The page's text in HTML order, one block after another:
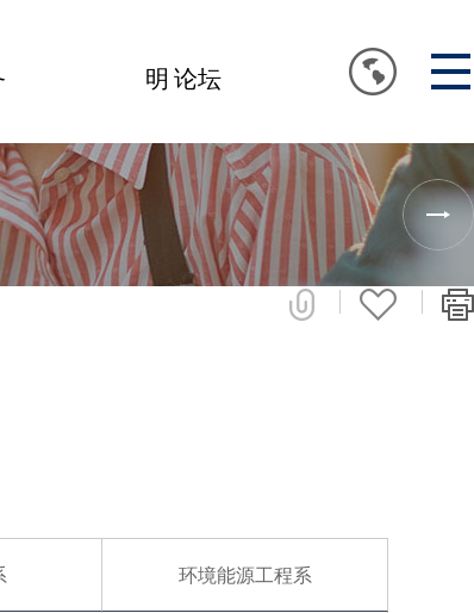
明 论坛
环境能源工程系